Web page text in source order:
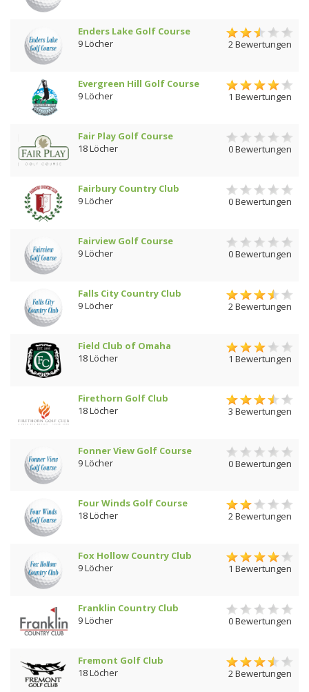
Enders Lake Golf Course
9 Löcher
2 Bewertungen
Evergreen Hill Golf Course
9 Löcher
1 Bewertungen
Fair Play Golf Course
18 Löcher
0 Bewertungen
Fairbury Country Club
9 Löcher
0 Bewertungen
Fairview Golf Course
9 Löcher
0 Bewertungen
Falls City Country Club
9 Löcher
2 Bewertungen
Field Club of Omaha
18 Löcher
1 Bewertungen
Firethorn Golf Club
18 Löcher
3 Bewertungen
Fonner View Golf Course
9 Löcher
0 Bewertungen
Four Winds Golf Course
18 Löcher
2 Bewertungen
Fox Hollow Country Club
9 Löcher
1 Bewertungen
Franklin Country Club
9 Löcher
0 Bewertungen
Fremont Golf Club
18 Löcher
2 Bewertungen